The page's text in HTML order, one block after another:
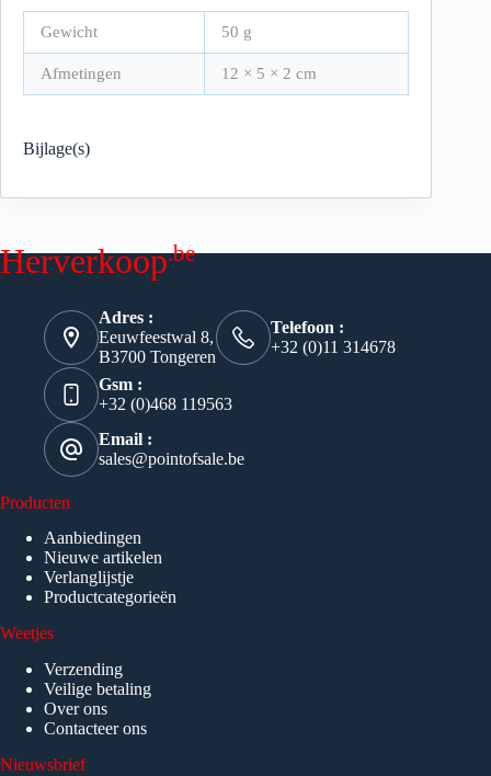
Gewicht 50 g
Afmetingen 12 × 5 × 2 cm
Bijlage(s)
Herverkoop.be
Adres :
Eeuwfeestwal 8,
B3700 Tongeren
Telefoon :
+32 (0)11 314678
Gsm :
+32 (0)468 119563
Email :
sales@pointofsale.be
Producten
Aanbiedingen
Nieuwe artikelen
Verlanglijstje
Productcategorieën
Weetjes
Verzending
Veilige betaling
Over ons
Contacteer ons
Nieuwsbrief